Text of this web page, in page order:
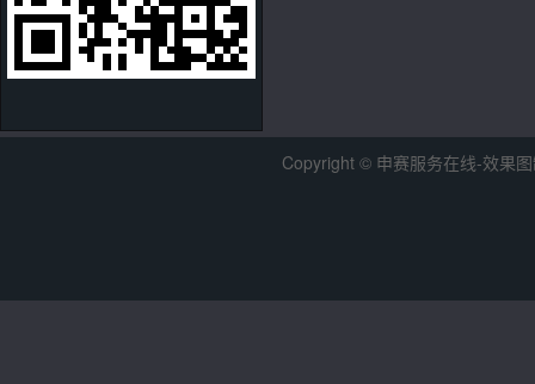
Copyright © 申赛服务在线-效果